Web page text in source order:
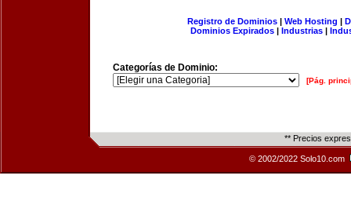
Registro de Dominios| Web Hosting |
Dominios Expirados | Industrias |
Categorías de Dominio:
[Pág.
** Precios
© 2002/2022 Solo10.com